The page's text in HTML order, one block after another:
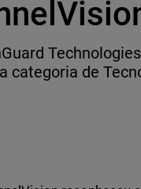
categoria de